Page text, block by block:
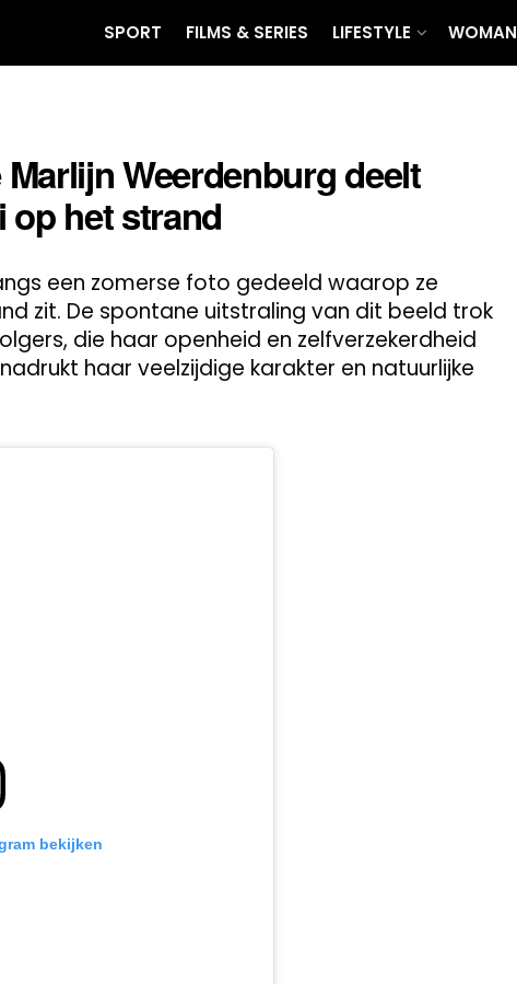
SPORT FILMS & SERIES LIFESTYLE WOMAN
Weerdenburg deelt
het strand
een zomerse foto gedeeld waarop ze
zit. De spontane uitstraling van dit beeld trok
die haar openheid en zelfverzekerdheid
haar veelzijdige karakter en natuurlijke
bekijken